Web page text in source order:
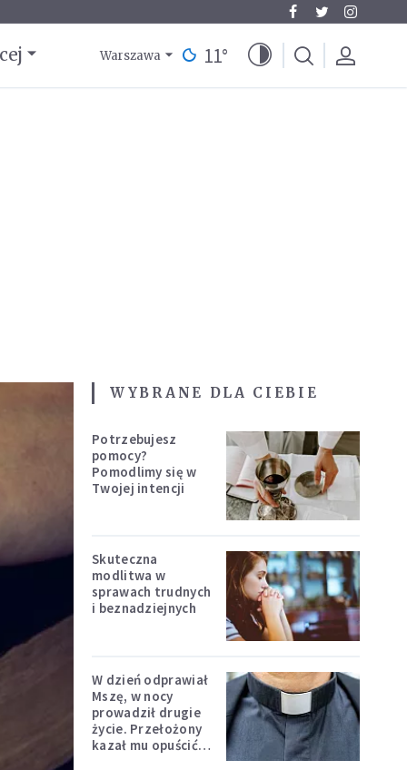
Warszawa 11°
WYBRANE DLA CIEBIE
Potrzebujesz
pomocy?
Pomodlimy się w
Twojej intencji
Skuteczna
modlitwa w
sprawach trudnych
i beznadziejnych
W dzień odprawiał
Mszę, w nocy
prowadził drugie
życie. Przełożony
kazał mu opuścić